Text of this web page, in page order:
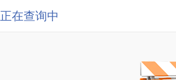
正在查询中